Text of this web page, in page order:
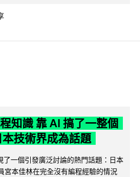
知識 靠 AI 搞了一整個
技術界成為話題
了一個引發廣泛討論的熱門話題：日本
宮本佳林在完全沒有編程經驗的情況